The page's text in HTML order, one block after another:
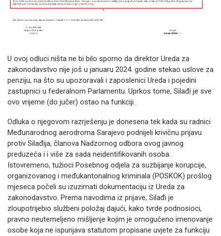
U ovoj odluci ništa ne bi bilo sporno da direktor Ureda za
zakonodavstvo nije još u januaru 2024. godine stekao uslove za
penziju, na što su upozoravali i zaposlenici Ureda i pojedini
zastupnici u federalnom Parlamentu. Uprkos tome, Silađi je sve
ovo vrijeme (do jučer) ostao na funkciji.
Odluka o njegovom razrješenju je donesena tek kada su radnici
Međunarodnog aerodroma Sarajevo podnijeli krivičnu prijavu
protiv Silađija, članova Nadzornog odbora ovog javnog
preduzeća i i više za sada neidentifikovanih osoba.
Istovremeno, tužioci Posebnog odjela za suzbijanje korupcije,
organizovanog i međukantonalnog kriminala (POSKOK) prošlog
mjeseca počeli su izuzimati dokumentaciju iz Ureda za
zakonodavstvo. Prema navodima iz prijave, Silađi je
zloupotrijebio službeni položaj dajući, kako tvrde podnosioci,
pravno neutemeljeno mišljenje kojim je omogućeno imenovanje
osobe koja ne ispunjava statutom propisane uvjete za funkciju